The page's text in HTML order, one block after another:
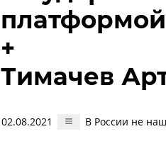
+
Тимачев
02.08.2021 В России не